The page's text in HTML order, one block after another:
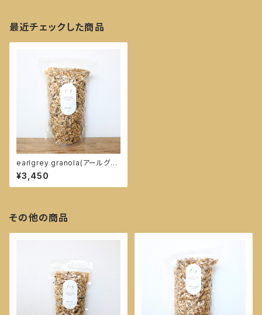
最近チェックした商品
earlgrey granola(アールグレ
イグラノーラ) 600g
¥3,450
その他の商品